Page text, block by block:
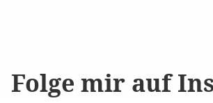
Folge mir auf